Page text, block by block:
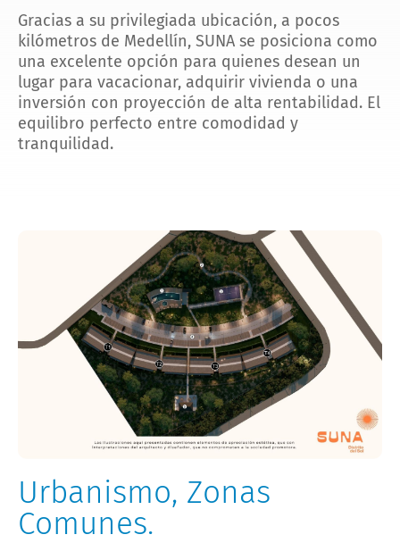
Gracias a su privilegiada ubicación, a pocos
kilómetros de Medellín, SUNA se posiciona como
una excelente opción para quienes desean un
lugar para vacacionar, adquirir vivienda o una
inversión con proyección de alta rentabilidad. El
equilibro perfecto entre comodidad y
tranquilidad.
Urbanismo, Zonas
Comunes.